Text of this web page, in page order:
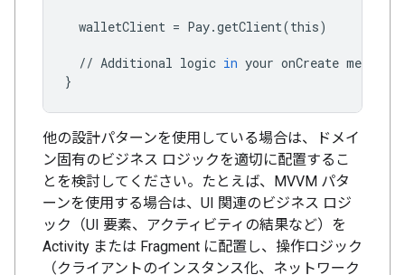
walletClient = Pay.getClient(this)
// Additional logic in your onCreate method
}
他の設計パターンを使用している場合は、ドメイ
ン固有のビジネス ロジックを適切に配置するこ
とを検討してください。たとえば、MVVM パタ
ーンを使用する場合は、UI 関連のビジネス ロジ
ック（UI 要素、アクティビティの結果など）を
Activity または Fragment に配置し、操作ロジック
（クライアントのインスタンス化、ネットワーク